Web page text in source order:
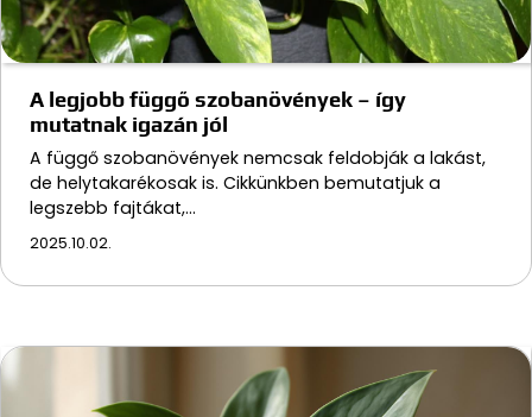
A legjobb függő szobanövények – így
mutatnak igazán jól
A függő szobanövények nemcsak feldobják a lakást,
de helytakarékosak is. Cikkünkben bemutatjuk a
legszebb fajtákat,…
2025.10.02.